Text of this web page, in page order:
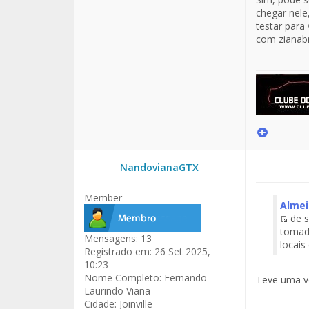
chegar
testar para
com
NandovianaGTX
Member
Mensagens: 13
Registrado em: 26 Set 2025,
10:23
Nome Completo: Fernando
Laurindo Viana
Cidade: Joinville
del
de
locais
Teve uma